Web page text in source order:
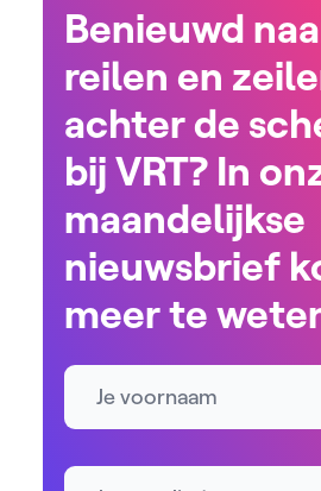
Benieuwd
reilen en
achter de
bij VRT? In
maandelijkse
nieuwsbrief
meer te
Naam
E-mailadres *